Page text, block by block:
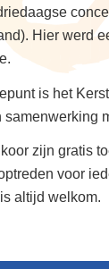
Hier werd
is het
zijn gratis
voor
altijd welkom.